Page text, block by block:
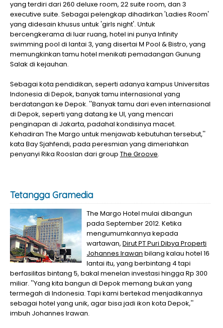
yang terdiri dari 260 deluxe room, 22 suite room, dan 3
executive suite. Sebagai pelengkap dihadirkan 'Ladies Room'
yang didesain khusus untuk 'girls night'. Untuk
bercengkerama di luar ruang, hotel ini punya Infinity
swimming pool di lantai 3, yang disertai M Pool & Bistro, yang
memungkinkan tamu hotel menikati pemadangan Gunung
Salak di kejauhan.
Sebagai kota pendidikan, seperti adanya kampus Universitas
Indonesia di Depok, banyak tamu internasional yang
berdatangan ke Depok. ''Banyak tamu dari even internasional
di Depok, seperti yang datang ke UI, yang mencari
penginapan di Jakarta, padahal kondisinya macet.
Kehadiran The Margo untuk menjawab kebutuhan tersebut,''
kata Bay Sjahfendi, pada peresmian yang dimeriahkan
penyanyi Rika Rooslan dari group The Groove.
Tetangga Gramedia
The Margo Hotel mulai dibangun
pada September 2012. Ketika
mengumumkannya kepada
wartawan, Dirut PT Puri Dibya Properti
Johannes Irawan bilang kalau hotel 16
lantai itu, yang berbintang 4 tapi
berfasilitas bintang 5, bakal menelan investasi hingga Rp 300
miliar. ''Yang kita bangun di Depok memang bukan yang
termegah di Indonesia. Tapi kami bertekad menjadikannya
sebagai hotel yang unik, agar bisa jadi ikon kota Depok,''
imbuh Johannes Irawan.